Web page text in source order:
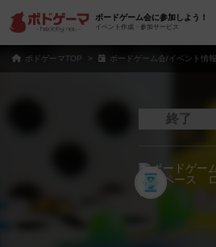
ボードゲーム会に参加しよう！
イベント作成・参加サービス
ボドゲーマTOP ボードゲーム会/イベント情報
終了